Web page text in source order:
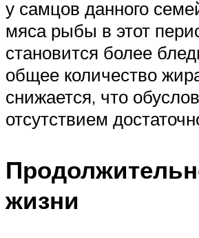
у самцов данного
мяса рыбы в этот
становится более
общее количество
снижается, что
отсутствием
жизни